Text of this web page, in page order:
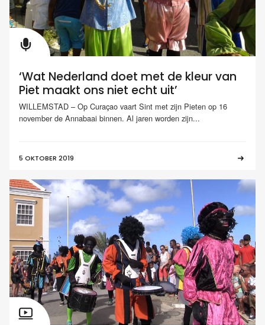
‘Wat Nederland doet met de kleur van
Piet maakt ons niet echt uit’
WILLEMSTAD – Op Curaçao vaart Sint met zijn Pieten op 16
november de Annabaai binnen. Al jaren worden zijn...
5 OKTOBER 2019